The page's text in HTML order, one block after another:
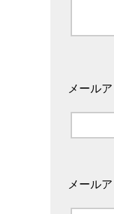
メール
メール